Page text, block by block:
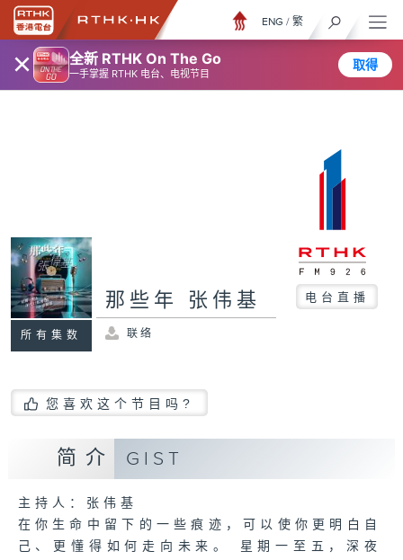
× 全新 RTHK On The Go
一手掌握 RTHK 电台、电视节目
取得
ENG / 繁
所有集数
那些年 张伟基 电台直播
联络
您喜欢这个节目吗?
简介 GIST
主持人：张伟基
在你生命中留下的一些痕迹，可以使你更明白自
己、更懂得如何走向未来。 星期一至五，深夜